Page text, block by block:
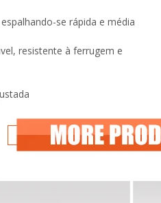
se rápida e média
resistente à ferrugem e